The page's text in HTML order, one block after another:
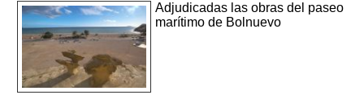
Adjudicadas las obras del paseo
marítimo de Bolnuevo